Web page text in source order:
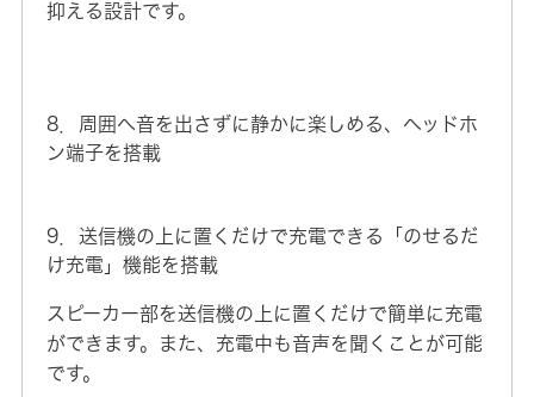
抑える設計です。
8．周囲へ音を出さずに静かに楽しめる、ヘッドホ
ン端子を搭載
9．送信機の上に置くだけで充電できる「のせるだ
け充電」機能を搭載
スピーカー部を送信機の上に置くだけで簡単に充電
ができます。また、充電中も音声を聞くことが可能
です。